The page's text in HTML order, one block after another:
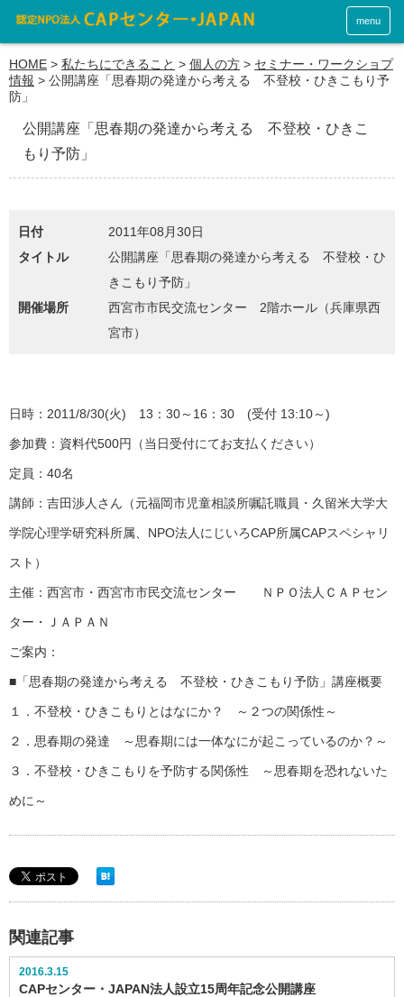
menu
HOME > 私たちにできること > 個人の方 > セミナー・ワークショプ
情報 > 公開講座「思春期の発達から考える 不登校・ひきこもり予
防」
公開講座「思春期の発達から考える 不登校・ひきこ
もり予防」
日付
2011年08月30日
タイトル
公開講座「思春期の発達から考える 不登校・ひ
きこもり予防」
開催場所
西宮市市民交流センター 2階ホール（兵庫県西
宮市）
日時：2011/8/30(火) 13：30～16：30 (受付 13:10～)
参加費：資料代500円（当日受付にてお支払ください）
定員：40名
講師：吉田渉人さん（元福岡市児童相談所嘱託職員・久留米大学大
学院心理学研究科所属、NPO法人にじいろCAP所属CAPスペシャリ
スト）
主催：西宮市・西宮市市民交流センター ＮＰＯ法人ＣＡＰセン
ター・ＪＡＰＡＮ
ご案内：
■「思春期の発達から考える 不登校・ひきこもり予防」講座概要
１．不登校・ひきこもりとはなにか？ ～２つの関係性～
２．思春期の発達 ～思春期には一体なにが起こっているのか？～
３．不登校・ひきこもりを予防する関係性 ～思春期を恐れないた
めに～
関連記事
2016.3.15
CAPセンター・JAPAN法人設立15周年記念公開講座